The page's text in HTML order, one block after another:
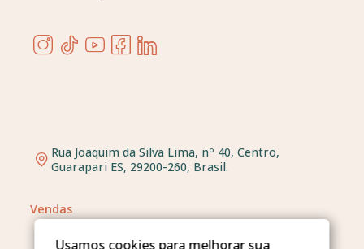
Rua Joaquim da Silva Lima, nº 40, Centro,
Guarapari ES, 29200-260, Brasil.
Vendas
Usamos cookies para melhorar sua